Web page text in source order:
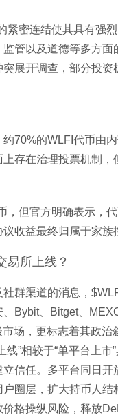
紧密连结使其具有强
管以及道德等多方
展开调查，部分投
70%的WLFI代币由
存在治理投票机制，
，但官方明确表示，
收益最终归属于家族
易所上线？
群渠道的消息，
Bybit、Bitget、
场，更标志着其政
线”相较于“单平台上
信任。多平台同日
圈层，扩大持币人
格操纵风险，释放